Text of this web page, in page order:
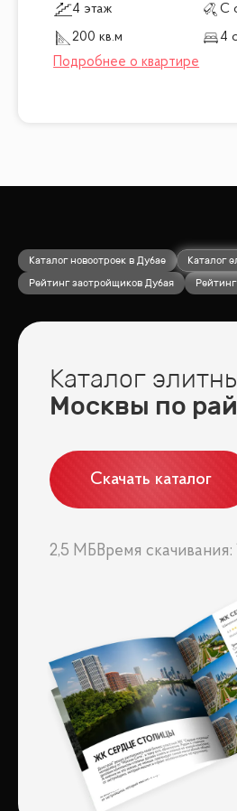
4 этаж
С
200 кв.м
4
Каталог новостроек в Дубае
Каталог
Рейтинг застройщиков Дубая
Каталог
Москвы по
Скачать каталог
2,5 МБ Время скачивания: